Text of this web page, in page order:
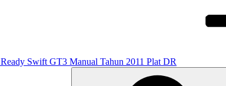
Ready Swift GT3 Manual Tahun 2011 Plat DR